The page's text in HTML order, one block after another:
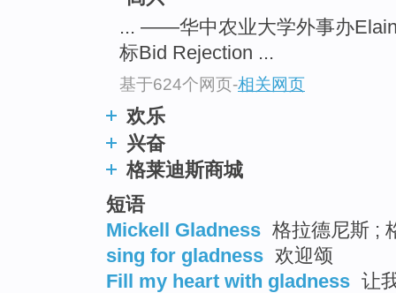
... ——华中农业大学外事办
标Bid Rejection ...
基于624个网页-相关网页
欢乐
兴奋
格莱迪斯商城
短语
Mickell Gladness 格拉德尼斯 ;
sing for gladness 欢迎颂
Fill my heart with gladness 让